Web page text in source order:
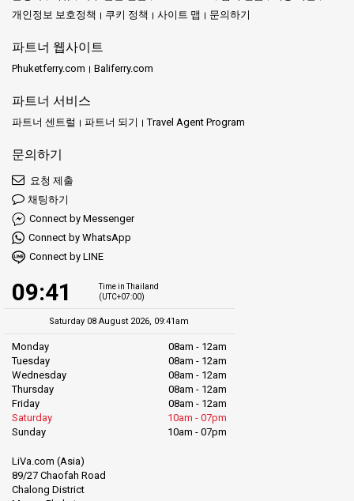
개인정보 보호정책
쿠키 정책 사이트 맵 문의하기
파트너 웹사이트
Phuketferry.com Baliferry.com
파트너 서비스
파트너 센트럴 파트너 되기 Travel Agent Program
문의하기
요청 제출
채팅하기
Connect by Messenger
Connect by WhatsApp
Connect by LINE
09:41
Time in Thailand
(UTC+07:00)
Saturday 08 August 2026, 09:41am
Monday
08am - 12am
Tuesday
08am - 12am
Wednesday
08am - 12am
Thursday
08am - 12am
Friday
08am - 12am
Saturday
10am - 07pm
Sunday
10am - 07pm
LiVa.com (Asia)
89/27 Chaofah Road
Chalong District